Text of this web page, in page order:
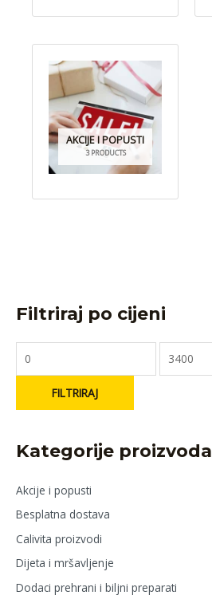
Filtriraj po cijeni
FILTRIRAJ
Kategorije proizvoda
Akcije i popusti
Besplatna dostava
Calivita proizvodi
Dijeta i mršavljenje
Dodaci prehrani i biljni preparati
AKCIJE I POPUSTI
3 PRODUCTS